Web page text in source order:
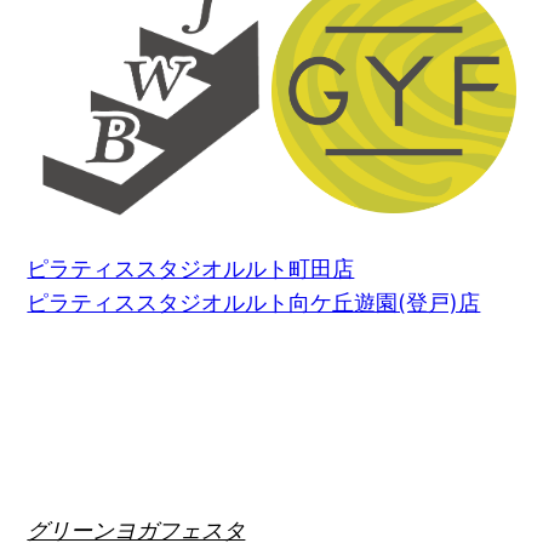
ピラティススタジオルルト町田店
ピラティススタジオルルト向ケ丘遊園(登戸)店
グリーンヨガフェスタ